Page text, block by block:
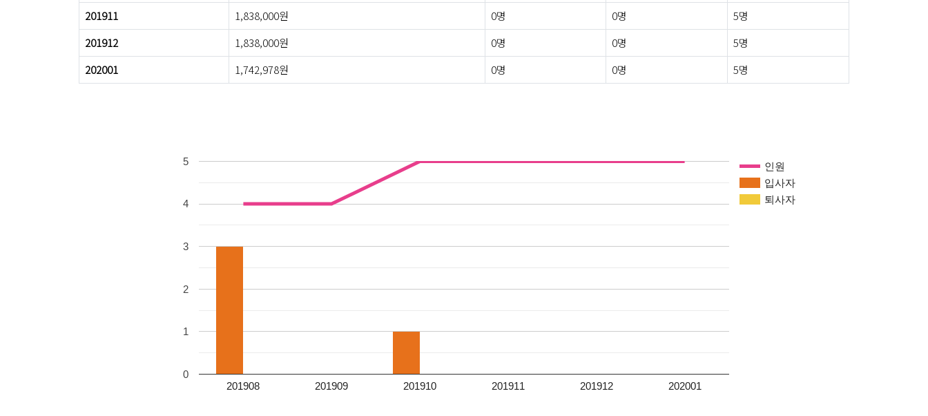
201911
1,838,000원 0명 0명
5명
201912
1,838,000원 0명 0명
5명
202001
1,742,978원 0명 0명 5명
인원
입사자
퇴사자
201908 201909 201910 201911 201912 202001
0
1
2
3
4
5